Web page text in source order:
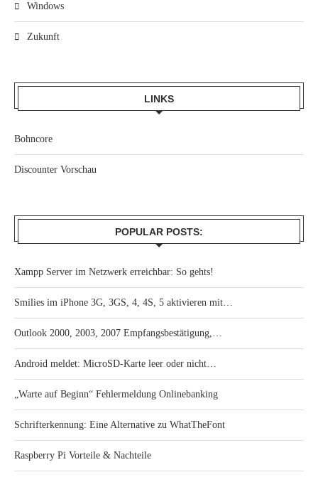
Windows
Zukunft
LINKS
Bohncore
Discounter Vorschau
POPULAR POSTS:
Xampp Server im Netzwerk erreichbar: So gehts!
Smilies im iPhone 3G, 3GS, 4, 4S, 5 aktivieren mit…
Outlook 2000, 2003, 2007 Empfangsbestätigung,…
Android meldet: MicroSD-Karte leer oder nicht…
„Warte auf Beginn“ Fehlermeldung Onlinebanking
Schrifterkennung: Eine Alternative zu WhatTheFont
Raspberry Pi Vorteile & Nachteile